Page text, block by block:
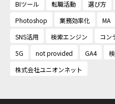
BIツール
転職活動 選び方
Photoshop
業務効率化 MA
SNS活用
検索エンジン コン
5G
not provided GA4
株式会社ユニオンネット